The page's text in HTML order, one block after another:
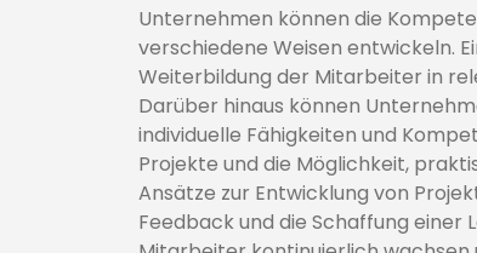
Unternehmen können die
verschiedene Weisen entwickeln.
Weiterbildung der Mitarbeiter in
Darüber hinaus können
individuelle Fähigkeiten und
Projekte und die Möglichkeit,
Ansätze zur Entwicklung von
Feedback und die Schaffung einer